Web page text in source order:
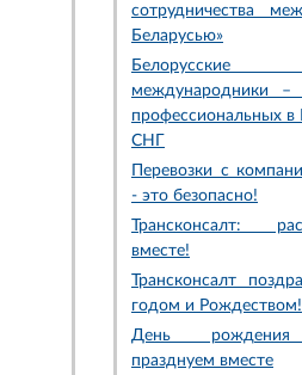
сотрудничества
Беларусью»
международники
профессиональных в
СНГ
Перевозки с
- это безопасно!
Трансконсалт:
вместе!
Трансконсалт
годом и Рождеством!
День рождения
празднуем вместе